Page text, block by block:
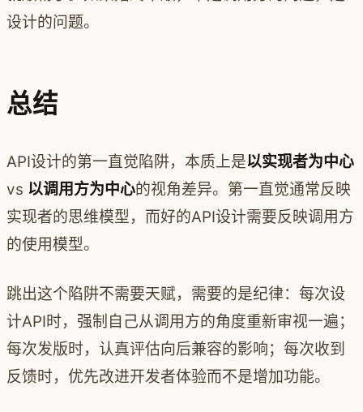
设计的问题。
总结
API设计的第一直觉陷阱，本质上是以实现者为中心
vs 以调用方为中心的视角差异。第一直觉通常反映
实现者的思维模型，而好的API设计需要反映调用方
的使用模型。
跳出这个陷阱不需要天赋，需要的是纪律：每次设
计API时，强制自己从调用方的角度重新审视一遍；
每次发版时，认真评估向后兼容的影响；每次收到
反馈时，优先改进开发者体验而不是增加功能。